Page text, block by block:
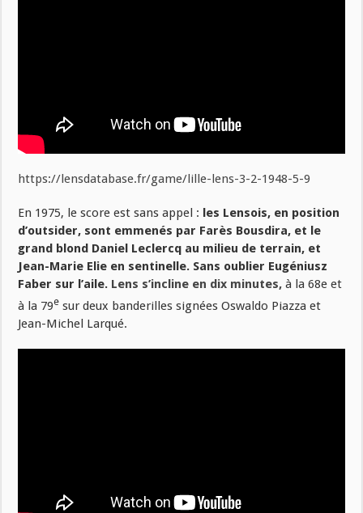
https://lensdatabase.fr/game/lille-lens-3-2-1948-5-9
En 1975, le score est sans appel : les Lensois, en position
d’outsider, sont emmenés par Farès Bousdira, et le
grand blond Daniel Leclercq au milieu de terrain, et
Jean-Marie Elie en sentinelle. Sans oublier Eugéniusz
Faber sur l’aile. Lens s’incline en dix minutes, à la 68e et
à la 79e sur deux banderilles signées Oswaldo Piazza et
Jean-Michel Larqué.